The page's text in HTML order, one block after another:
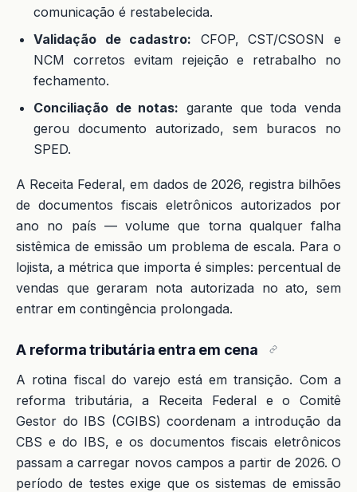
comunicação é restabelecida.
Validação de cadastro: CFOP, CST/CSOSN e
NCM corretos evitam rejeição e retrabalho no
fechamento.
Conciliação de notas: garante que toda venda
gerou documento autorizado, sem buracos no
SPED.
A Receita Federal, em dados de 2026, registra bilhões
de documentos fiscais eletrônicos autorizados por
ano no país — volume que torna qualquer falha
sistêmica de emissão um problema de escala. Para o
lojista, a métrica que importa é simples: percentual de
vendas que geraram nota autorizada no ato, sem
entrar em contingência prolongada.
A reforma tributária entra em cena
A rotina fiscal do varejo está em transição. Com a
reforma tributária, a Receita Federal e o Comitê
Gestor do IBS (CGIBS) coordenam a introdução da
CBS e do IBS, e os documentos fiscais eletrônicos
passam a carregar novos campos a partir de 2026. O
período de testes exige que os sistemas de emissão